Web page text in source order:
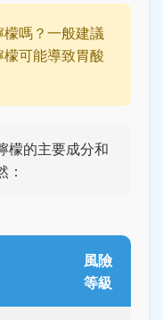
嗎？一般建議
可能導致胃酸
檬的主要成分和
風險
等級